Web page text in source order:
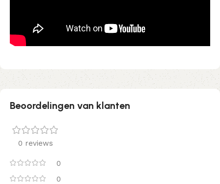
Beoordelingen van klanten
0 reviews
0
0